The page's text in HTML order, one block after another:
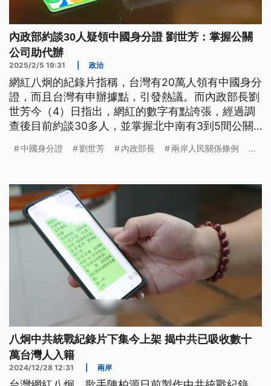
內政部約談30人疑領中國身分證 劉世芳：掌握公關
公司助代辦
2025/2/5 19:31 政治
網紅八炯的紀錄片指稱，台灣有20萬人領有中國身分
證，而且台灣有申辦據點，引發熱議。而內政部長劉
世芳今（4）日指出，網紅的數字有點誇張，經過調
查後目前約談30多人，並掌握北中南有3到5間公關
人民關係條例》。
中國身分證 劉世芳 內政部長 兩岸人民關係條例 ...
八炯中共統戰紀錄片下集今上架 揭中共已吸收數十
萬台灣人入籍
2024/12/28 12:31 兩岸